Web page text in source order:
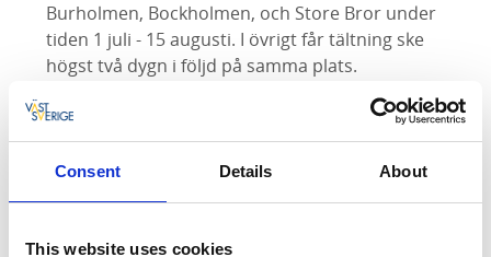
Consent Details About
This website uses cookies
Burholmen, Bockholmen, och Store Bror under
tiden 1 juli - 15 augusti. I övrigt får tältning ske
högst två dygn i följd på samma plats.
Dra upp eller förtöja båtar eller ankra utanför
sandstränder närmare stranden än 50 meter.
Kanoter och kajaker får dras upp på sandstränder
om de placeras så att badstränder inte blockeras.
nationalparken hittar du här.